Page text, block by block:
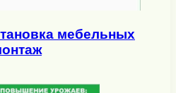
мебельных